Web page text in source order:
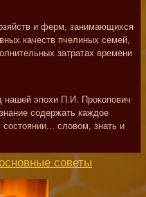
и ферм, занимающихся
качеств пчелиных семей,
затратах времени
нашей эпохи П.И. Прокопович
содержать каждое
словом, знать и
советы